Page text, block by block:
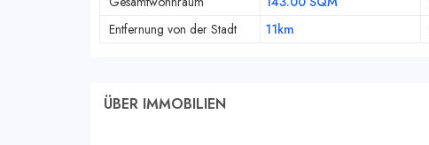
Entfernung von der Stadt
11km
ÜBER IMMOBILIEN